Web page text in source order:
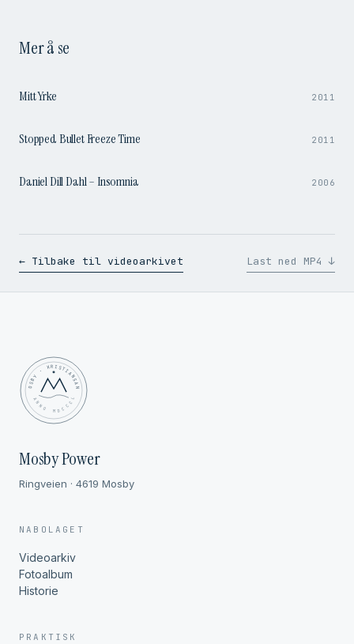
Mer å se
Mitt Yrke 2011
0:51
Stopped Bullet Freeze Time 2011
4:09
Daniel Dill Dahl – Insomnia 2006
← Tilbake til videoarkivet Last ned MP4 ↓
MOSBY · KRISTIANSAND
✦ ANNO MDCCCL ✦
Mosby Power
Ringveien · 4619 Mosby
NABOLAGET
Videoarkiv
Fotoalbum
Historie
PRAKTISK